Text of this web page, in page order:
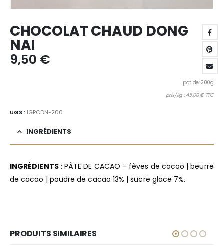
CHOCOLAT CHAUD DONG
NAI
9,50 €
pot de 200g
prix/kg : 45,00 € TTC
UGS : IGPCDN-200
INGRÉDIENTS
INGRÉDIENTS: PÂTE DE CACAO – fèves de cacao | beurre
de cacao | poudre de cacao 13% | sucre glace 7%.
PRODUITS SIMILAIRES